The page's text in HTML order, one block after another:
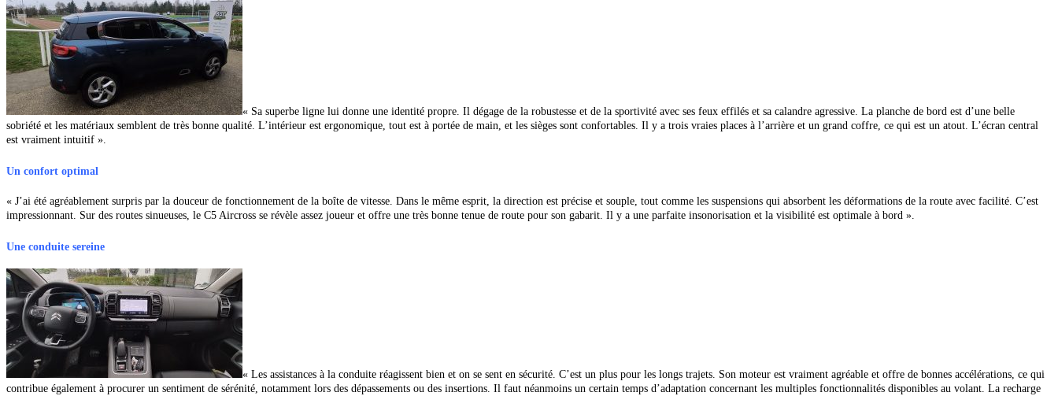
« Sa superbe ligne lui donne une identité propre. Il dégage de la robustesse et de la sportivité avec ses feux effilés et sa calandre agressive. La planche de bord est d’une belle
sobriété et les matériaux semblent de très bonne qualité. L’intérieur est ergonomique, tout est à portée de main, et les sièges sont confortables. Il y a trois vraies places à l’arrière et un grand coffre, ce qui est un atout. L’écran central
est vraiment intuitif ».
Un confort optimal
« J’ai été agréablement surpris par la douceur de fonctionnement de la boîte de vitesse. Dans le même esprit, la direction est précise et souple, tout comme les suspensions qui absorbent les déformations de la route avec facilité. C’est
impressionnant. Sur des routes sinueuses, le C5 Aircross se révèle assez joueur et offre une très bonne tenue de route pour son gabarit. Il y a une parfaite insonorisation et la visibilité est optimale à bord ».
Une conduite sereine
« Les assistances à la conduite réagissent bien et on se sent en sécurité. C’est un plus pour les longs trajets. Son moteur est vraiment agréable et offre de bonnes accélérations, ce qui
contribue également à procurer un sentiment de sérénité, notamment lors des dépassements ou des insertions. Il faut néanmoins un certain temps d’adaptation concernant les multiples fonctionnalités disponibles au volant. La recharge